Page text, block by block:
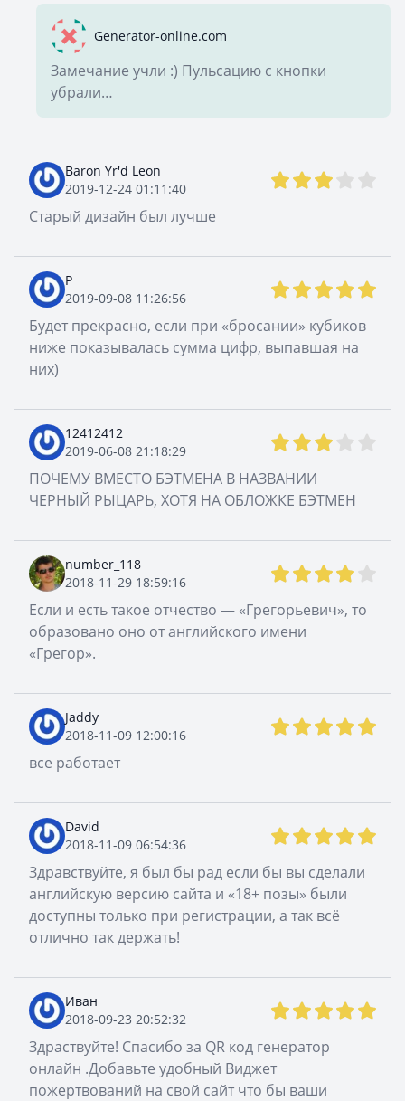
Generator-online.com
Замечание учли :) Пульсацию с кнопки
убрали…
Baron Yr'd Leon
2019-12-24 01:11:40
Старый дизайн был лучше
P
2019-09-08 11:26:56
Будет прекрасно, если при «бросании» кубиков
ниже показывалась сумма цифр, выпавшая на
них)
12412412
2019-06-08 21:18:29
ПОЧЕМУ ВМЕСТО БЭТМЕНА В НАЗВАНИИ
ЧЕРНЫЙ РЫЦАРЬ, ХОТЯ НА ОБЛОЖКЕ БЭТМЕН
number_118
2018-11-29 18:59:16
Если и есть такое отчество — «Грегорьевич», то
образовано оно от английского имени
«Грегор».
Jaddy
2018-11-09 12:00:16
все работает
David
2018-11-09 06:54:36
Здравствуйте, я был бы рад если бы вы сделали
английскую версию сайта и «18+ позы» были
доступны только при регистрации, а так всё
отлично так держать!
Иван
2018-09-23 20:52:32
Здраствуйте! Спасибо за QR код генератор
онлайн .Добавьте удобный Виджет
пожертвований на свой сайт что бы ваши